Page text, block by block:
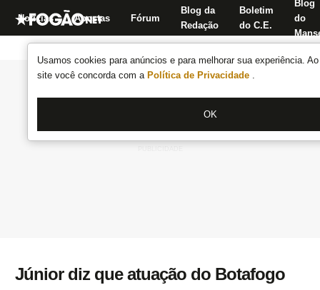
Usamos cookies para anúncios e para melhorar sua experiência.
site você concorda com a Política de Privacidade .
OK
Notícias Apostas Fórum
Blog da
Redação
Boletim
do C.E.
Blog
do
Júnior diz que atuação do Botafogo